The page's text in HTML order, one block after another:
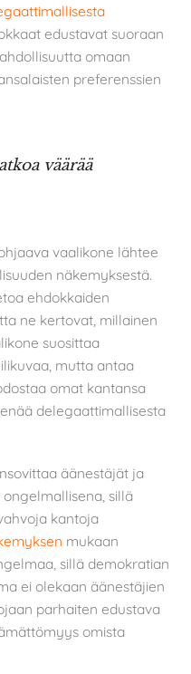
edustavat suoraan
omaan
preferenssien
väärää
vaalikone lähtee
näkemyksestä.
ehdokkaiden
ne kertovat, millainen
suosittaa
mutta antaa
omat kantansa
delegaattimallisesta
äänestäjät ja
sillä
kantoja
mukaan
sillä demokratian
ei olekaan äänestäjien
parhaiten edustava
omista